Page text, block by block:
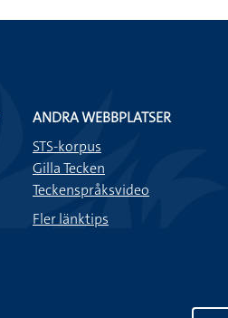
ANDRA WEBBPLATSER
STS-korpus
Gilla Tecken
Teckenspråksvideo
Fler länktips